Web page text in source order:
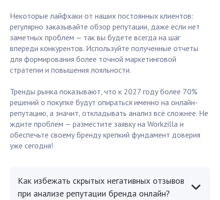
Некоторые лайфхаки от наших постоянных клиентов:
регулярно заказывайте обзор репутации, даже если нет
заметных проблем — так вы будете всегда на шаг
впереди конкурентов. Используйте полученные отчеты
для формирования более точной маркетинговой
стратегии и повышения лояльности.
Тренды рынка показывают, что к 2027 году более 70%
решений о покупке будут опираться именно на онлайн-
репутацию, а значит, откладывать анализ всё сложнее. Не
ждите проблем — разместите заявку на Workzilla и
обеспечьте своему бренду крепкий фундамент доверия
уже сегодня!
Как избежать скрытых негативных отзывов
при анализе репутации бренда онлайн?